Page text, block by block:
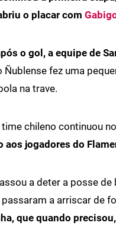
o placar com
o gol, a equipe de
Ñublense fez uma
na trave.
chileno continuou
aos jogadores do
a deter a posse
a arriscar de
que quando